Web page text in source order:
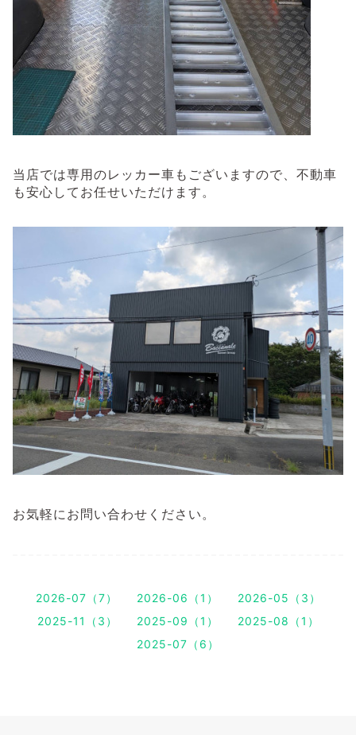
当店では専用のレッカー車もございますので、不動車
も安心してお任せいただけます。
お気軽にお問い合わせください。
2026-07（7） 2026-06（1）
2026-05（3）
2025-11（3）
2025-09（1）
2025-08（1）
2025-07（6）